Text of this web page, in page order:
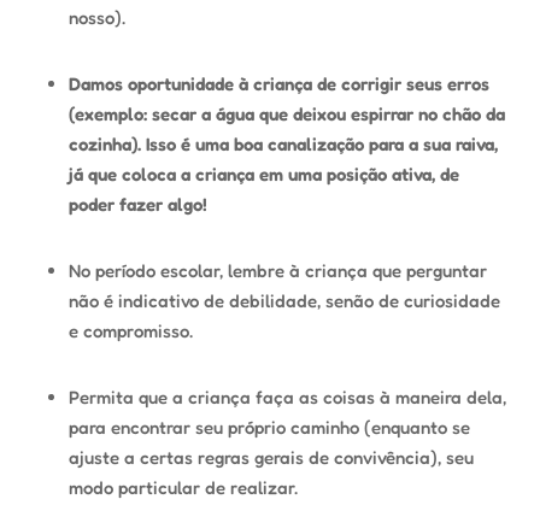
nosso).
Damos oportunidade à criança de corrigir seus erros
(exemplo: secar a água que deixou espirrar no chão da
cozinha). Isso é uma boa canalização para a sua raiva,
já que coloca a criança em uma posição ativa, de
poder fazer algo!
No período escolar, lembre à criança que perguntar
não é indicativo de debilidade, senão de curiosidade
e compromisso.
Permita que a criança faça as coisas à maneira dela,
para encontrar seu próprio caminho (enquanto se
ajuste a certas regras gerais de convivência), seu
modo particular de realizar.